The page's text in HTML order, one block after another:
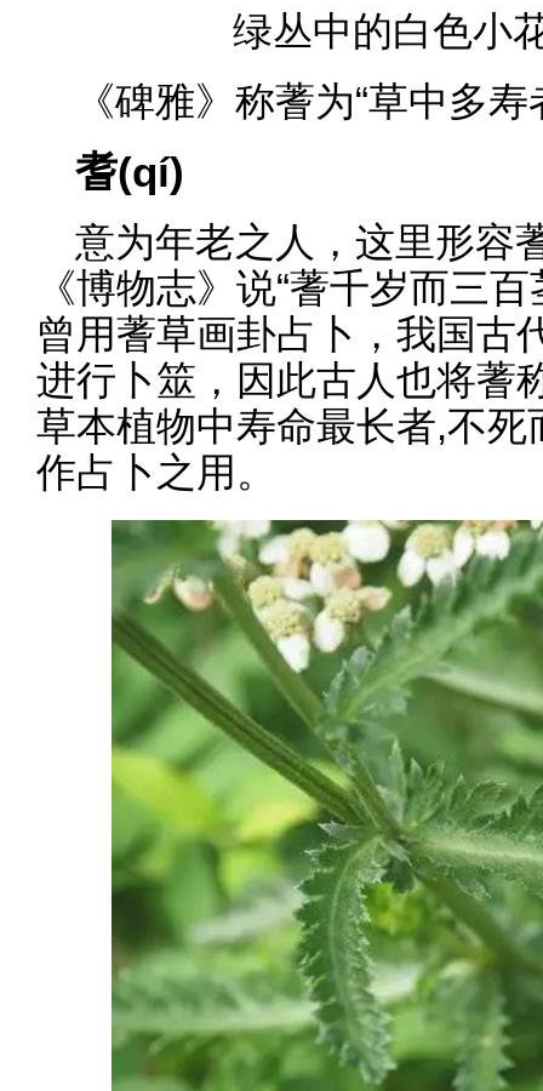
绿丛中的白色小
《碑雅》称蓍为“草中多
耆(qí)
意为年老之人，这里形容
《博物志》说“蓍千岁而三
曾用蓍草画卦占卜，我国古
进行卜筮，因此古人也将蓍
草本植物中寿命最长者,不
作占卜之用。